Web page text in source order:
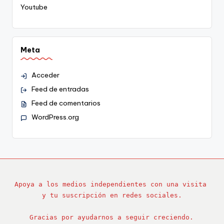
Youtube
Meta
Acceder
Feed de entradas
Feed de comentarios
WordPress.org
Apoya a los medios independientes con una visita
y tu suscripción en redes sociales.
Gracias por ayudarnos a seguir creciendo.